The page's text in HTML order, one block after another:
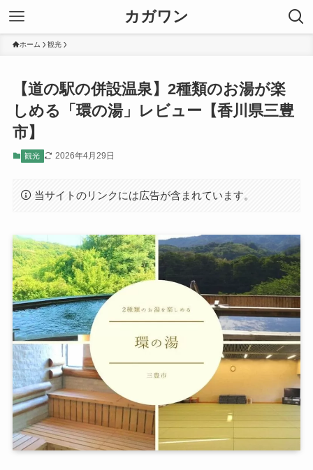
カガワン
ホーム 観光
【道の駅の併設温泉】2種類のお湯が楽
しめる「環の湯」レビュー【香川県三豊
市】
観光 2026年4月29日
当サイトのリンクには広告が含まれています。